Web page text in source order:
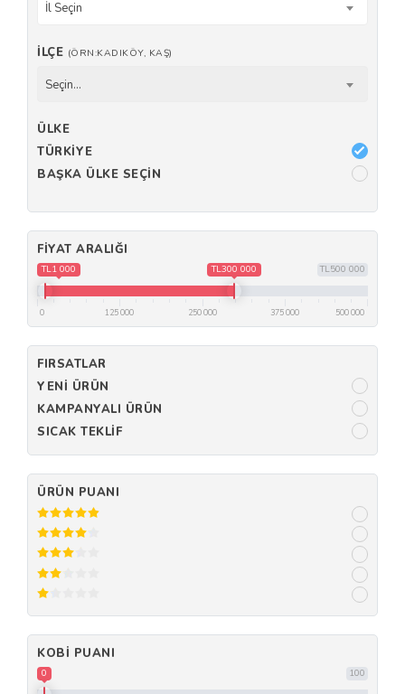
İl Seçin
İLÇE (ÖRN:KADIKÖY, KAŞ)
Seçin...
ÜLKE
TÜRKIYE
BAŞKA ÜLKE SEÇIN
FIYAT ARALIĞI
TL500 000
TL1 000 TL300 000
0 125 000 250 000 375 000 500 000
FIRSATLAR
YENI ÜRÜN
KAMPANYALI ÜRÜN
SICAK TEKLIF
ÜRÜN PUANI
KOBI PUANI
100
0